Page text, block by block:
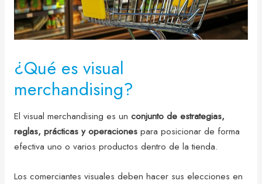
¿Qué es visual
merchandising?
El visual merchandising es un conjunto de estrategias,
reglas, prácticas y operacionespara posicionar de forma
efectiva uno o varios productos dentro de la tienda.
Los comerciantes visuales deben hacer sus elecciones en